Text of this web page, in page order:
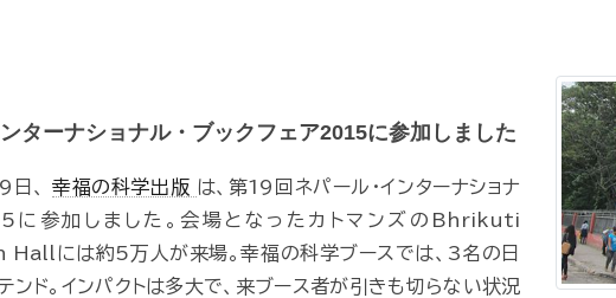
ターナショナル・ブックフェア2015に参加しました
日、幸福の科学出版 は、第19回ネパール・インターナショナ
に参加しました。会場となったカトマンズのBhrikuti
には約5万人が来場。幸福の科学ブースでは、3名の日
ド。インパクトは多大で、来ブース者が引きも切らない状況